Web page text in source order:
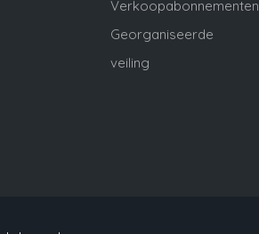
Verkoopabonnementen
Georganiseerde
veiling